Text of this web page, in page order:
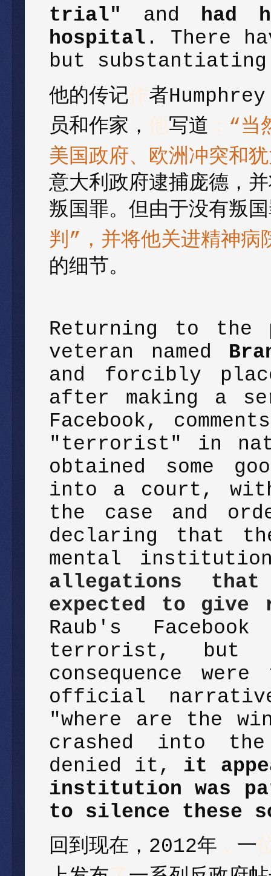
trial"
and had
hospital . There
but
他的传记作者
员和作家， 他写道 ： “当
美国政府、欧洲冲突和
意大利政府逮捕庞德，
叛国罪。但由于没有叛
判 ” ， 并将他关进精神病
的细节。
Returning to the
veteran named
and forcibly
after making a
Facebook,
"terrorist" in
obtained some
into a court,
the case and
declaring that
mental
allegations
expected to
Raub's
terrorist, but
consequence
official
"where are the
crashed into
denied it, it
institution was
to silence these
回到现在，2012年 ， 一